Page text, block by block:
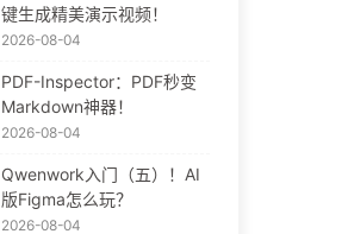
键生成精美演示视频！
2026-08-04
PDF-Inspector：PDF秒变
Markdown神器！
2026-08-04
Qwenwork入门（五）！AI
版Figma怎么玩？
2026-08-04